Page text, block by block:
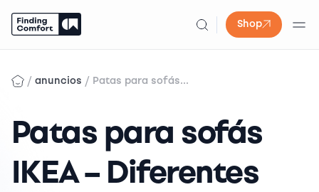
Shop
content
/ anuncios / Patas para sofás...
Patas para sofás
IKEA – Diferentes